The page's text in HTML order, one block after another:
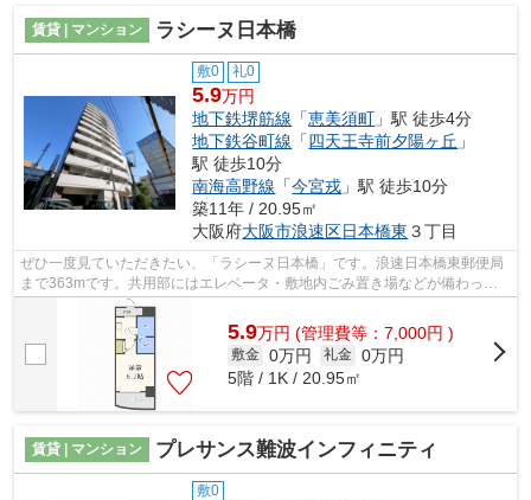
賃貸 | マンション ラシーヌ日本橋
敷0 礼0
5.9万円
地下鉄堺筋線 「恵美須町 」駅 徒歩4分
地下鉄谷町線 「四天王寺前夕陽ヶ丘 」
駅 徒歩10分
南海高野線 「今宮戎 」駅 徒歩10分
築11年 / 20.95㎡
大阪府大阪市浪速区日本橋東 ３丁目
ぜひ一度見ていただきたい、「ラシーヌ日本橋」です。浪速日本橋東郵便局
まで363mです。共用部にはエレベータ・敷地内ごみ置き場などが備わって
おりとても充実しています。地上13階建...
5.9万円 (管理費等：7,000円 )
敷金 0万円 礼金 0万円
5階 / 1K / 20.95㎡
賃貸 | マンション プレサンス難波インフィニティ
敷0